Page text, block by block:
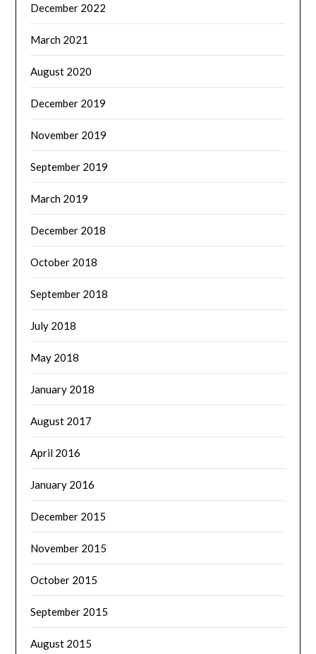
December 2022
March 2021
August 2020
December 2019
November 2019
September 2019
March 2019
December 2018
October 2018
September 2018
July 2018
May 2018
January 2018
August 2017
April 2016
January 2016
December 2015
November 2015
October 2015
September 2015
August 2015